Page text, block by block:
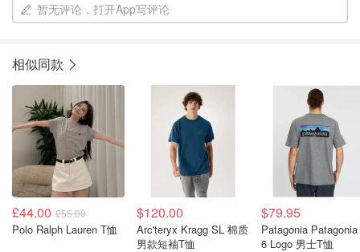
暂无评论，打开App写评论
相似同款
£44.00 £55.00
Polo Ralph Lauren T恤
$120.00
Arc'teryx Kragg SL 棉质
男款短袖T恤
$79.95
Patagonia Patagonia
6 Logo 男士T恤